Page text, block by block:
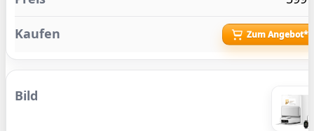
Zum Angebot*